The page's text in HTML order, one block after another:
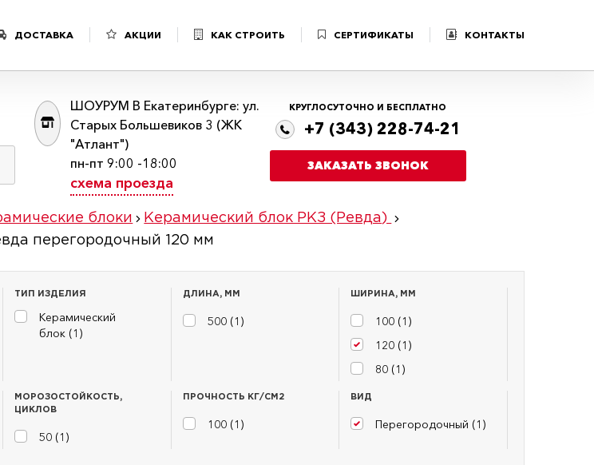
ДОСТАВКА АКЦИИ КАК СТРОИТЬ СЕРТИФИКАТЫ КОНТАКТЫ
ШОУРУМ В Екатеринбурге: ул.
Старых Большевиков 3 (ЖК
"Атлант")
пн-пт 9:00 -18:00
схема проезда
КРУГЛОСУТОЧНО И БЕСПЛАТНО
+7 (343) 228-74-21
ЗАКАЗАТЬ ЗВОНОК
блоки
Керамический блок РКЗ (Ревда)
перегородочный 120 мм
ТИП ИЗДЕЛИЯ
Керамический
блок (1 )
ДЛИНА, ММ
500 (1 )
ШИРИНА, ММ
100 (1 )
120 (1 )
80 (1 )
МОРОЗОСТОЙКОСТЬ,
ЦИКЛОВ
50 (1 )
ПРОЧНОСТЬ КГ/СМ2
100 (1 )
ВИД
Перегородочный (1 )